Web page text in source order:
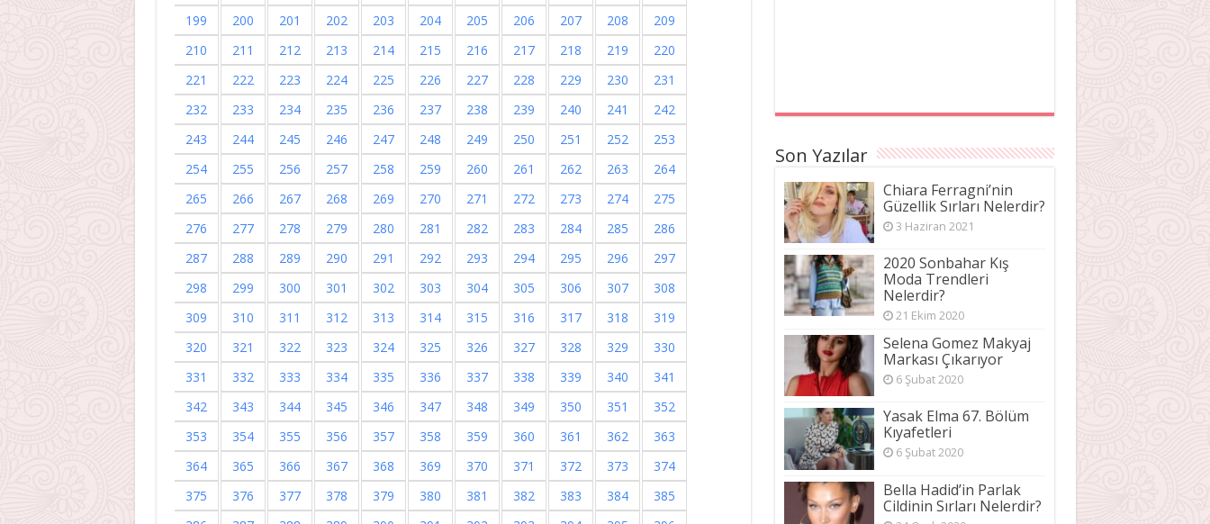
199
200 201 202 203 204 205 206 207 208
209
210
211 212 213 214 215 216 217 218 219
220
221
222 223 224 225 226 227 228 229 230
231
232
233 234 235 236 237 238 239 240 241
242
243
244 245 246 247 248 249 250 251 252
253
254
255 256 257 258 259 260 261 262 263
264
265
266 267 268 269 270 271 272 273 274
275
276
277 278 279 280 281 282 283 284 285
286
287
288 289 290 291 292 293 294 295 296
297
298
299 300 301 302 303 304 305 306 307
308
309
310 311 312 313 314 315 316 317 318
319
320
321 322 323 324 325 326 327 328 329
330
331
332 333 334 335 336 337 338 339 340
341
342
343 344 345 346 347 348 349 350 351
352
353
354 355 356 357 358 359 360 361 362
363
364
365 366 367 368 369 370 371 372 373
374
375
376 377 378 379 380 381 382 383 384
385
Son Yazılar
Chiara Ferragni’nin
Güzellik Sırları Nelerdir?
3 Haziran 2021
2020 Sonbahar Kış
Moda Trendleri
Nelerdir?
21 Ekim 2020
Selena Gomez Makyaj
Markası Çıkarıyor
6 Şubat 2020
Yasak Elma 67. Bölüm
Kıyafetleri
6 Şubat 2020
Bella Hadid’in Parlak
Cildinin Sırları Nelerdir?